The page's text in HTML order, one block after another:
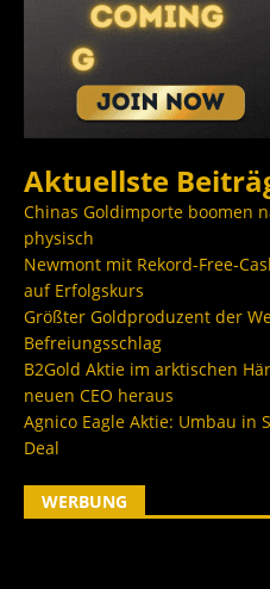
Aktuellste
Chinas Goldimporte boomen
physisch
Newmont mit Rekord-Free-
auf Erfolgskurs
Größter Goldproduzent der
Befreiungsschlag
B2Gold Aktie im arktischen
neuen CEO heraus
Agnico Eagle Aktie: Umbau in
Deal
WERBUNG